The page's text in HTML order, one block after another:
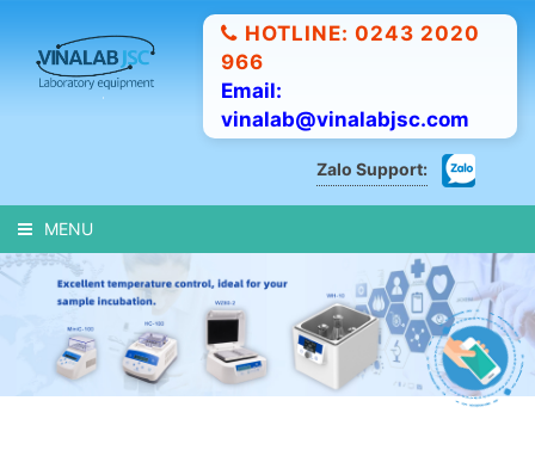
HOTLINE: 0243 2020
966
Email:
vinalab@vinalabjsc.com
Zalo Support:
MENU